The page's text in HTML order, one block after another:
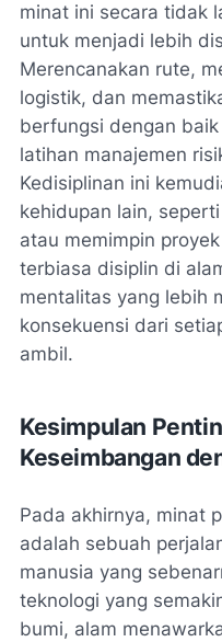
minat ini secara tidak
untuk menjadi lebih
Merencanakan rute,
logistik, dan
berfungsi dengan
latihan manajemen
Kedisiplinan ini
kehidupan lain,
atau memimpin
terbiasa disiplin di
mentalitas yang lebih
konsekuensi dari
ambil.
Kesimpulan
Keseimbangan
Pada akhirnya, minat
adalah sebuah
manusia yang
teknologi yang
bumi, alam